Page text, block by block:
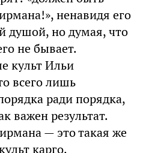
ненавидя его
душой, но думая, что
не бывает.
культ Ильи
всего лишь
ради порядка,
важен результат.
— это такая же
карго.